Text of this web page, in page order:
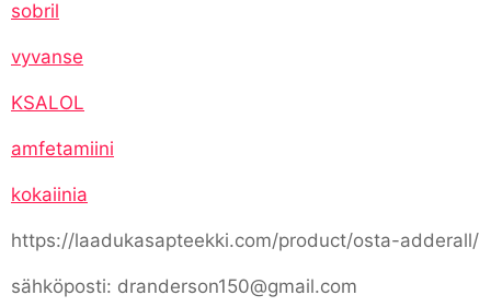
sobril
vyvanse
KSALOL
amfetamiini
kokaiinia
https://laadukasapteekki.com/product/osta-adderall/
sähköposti: dranderson150@gmail.com